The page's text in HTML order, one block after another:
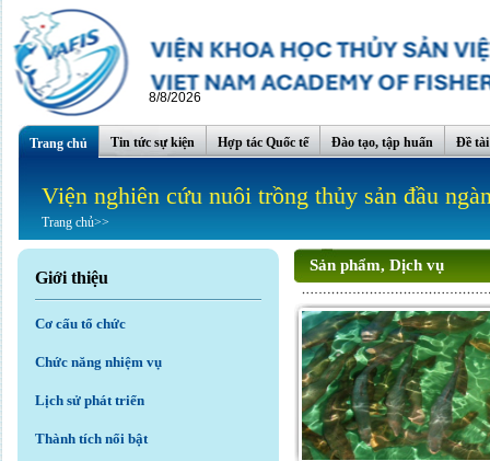
8/8/2026
Trang chủ Tin tức sự kiện Hợp tác Quốc tế Đào tạo, tập huấn Đề
Viện nghiên cứu nuôi trồng thủy sản đầu
Trang chủ>>
Giới thiệu
Cơ cấu tổ chức
Chức năng nhiệm vụ
Lịch sử phát triển
Thành tích nổi bật
Sản phẩm, Dịch vụ